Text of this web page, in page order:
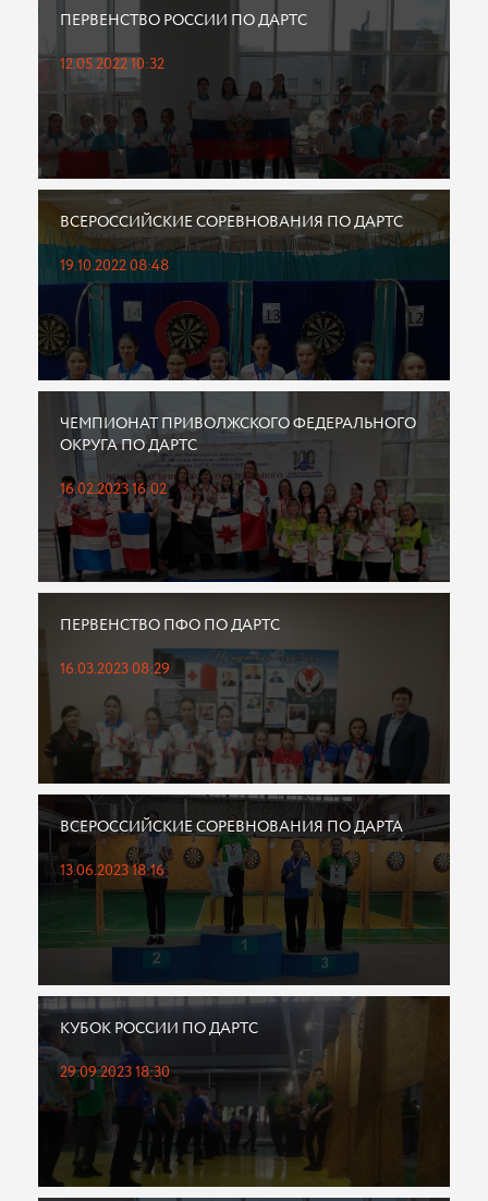
ПЕРВЕНСТВО РОССИИ ПО ДАРТС
12.05.2022 10:32
ВСЕРОССИЙСКИЕ СОРЕВНОВАНИЯ ПО ДАРТС
19.10.2022 08:48
ЧЕМПИОНАТ ПРИВОЛЖСКОГО ФЕДЕРАЛЬНОГО
ОКРУГА ПО ДАРТС
16.02.2023 16:02
ПЕРВЕНСТВО ПФО ПО ДАРТС
16.03.2023 08:29
ВСЕРОССИЙСКИЕ СОРЕВНОВАНИЯ ПО ДАРТА
13.06.2023 18:16
КУБОК РОССИИ ПО ДАРТС
29.09.2023 18:30